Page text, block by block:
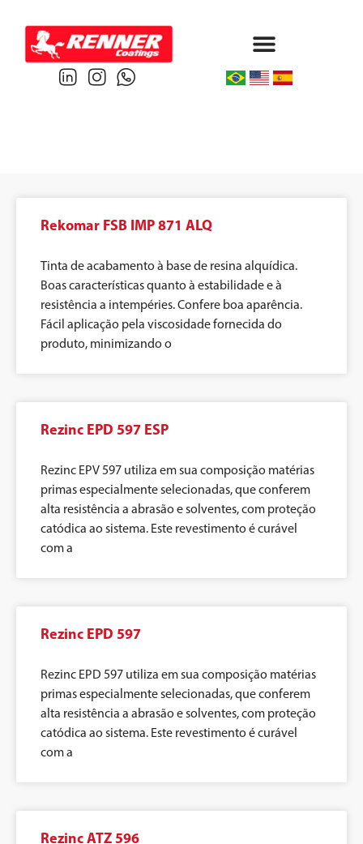
Rekomar FSB IMP 871 ALQ
Tinta de acabamento à base de resina alquídica.
Boas características quanto à estabilidade e à
resistência a intempéries. Confere boa aparência.
Fácil aplicação pela viscosidade fornecida do
produto, minimizando o
Rezinc EPD 597 ESP
Rezinc EPV 597 utiliza em sua composição matérias
primas especialmente selecionadas, que conferem
alta resistência a abrasão e solventes, com proteção
catódica ao sistema. Este revestimento é curável
com a
Rezinc EPD 597
Rezinc EPD 597 utiliza em sua composição matérias
primas especialmente selecionadas, que conferem
alta resistência a abrasão e solventes, com proteção
catódica ao sistema. Este revestimento é curável
com a
Rezinc ATZ 596